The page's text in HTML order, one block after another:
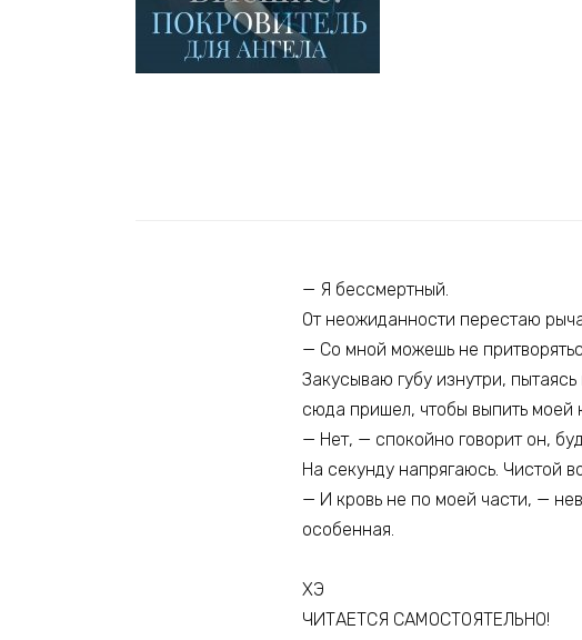
— Я бессмертный.
От неожиданности перестаю
— Со мной можешь не
Закусываю губу изнутри,
сюда пришел, чтобы выпить моей
— Нет, — спокойно говорит он,
На секунду напрягаюсь. Чистой
— И кровь не по моей части, —
особенная.
ХЭ
ЧИТАЕТСЯ САМОСТОЯТЕЛЬНО!